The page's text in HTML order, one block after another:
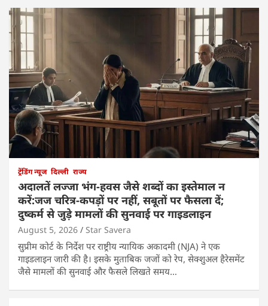
ट्रेंडिंग न्यूज दिल्ली राज्य
अदालतें लज्जा भंग-हवस जैसे शब्दों का इस्तेमाल न
करें:जज चरित्र-कपड़ों पर नहीं, सबूतों पर फैसला दें;
दुष्कर्म से जुड़े मामलों की सुनवाई पर गाइडलाइन
August 5, 2026 Star Savera
सुप्रीम कोर्ट के निर्देश पर राष्ट्रीय न्यायिक अकादमी (NJA) ने एक
गाइडलाइन जारी की है। इसके मुताबिक जजों को रेप, सेक्शुअल हैरेसमेंट
जैसे मामलों की सुनवाई और फैसले लिखते समय…